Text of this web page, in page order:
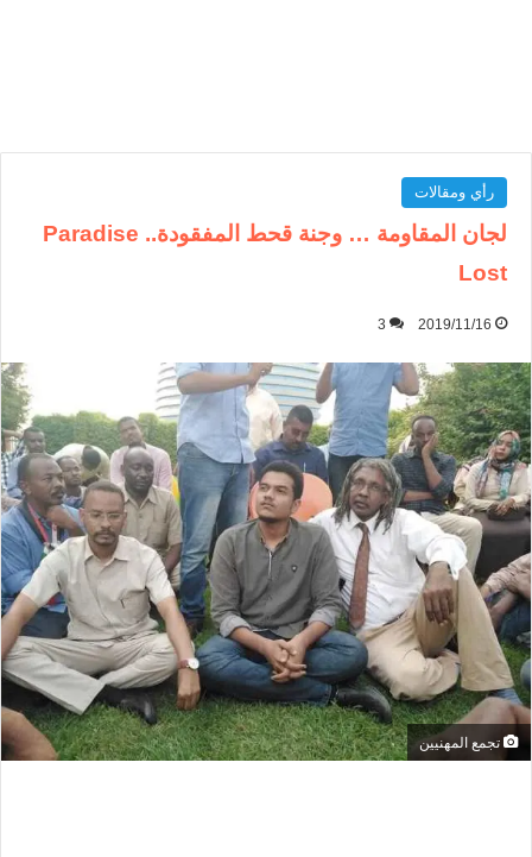
رأي ومقالات
لجان المقاومة … وجنة قحط المفقودة.. Paradise
Lost
2019/11/16
3
تجمع المهنيين